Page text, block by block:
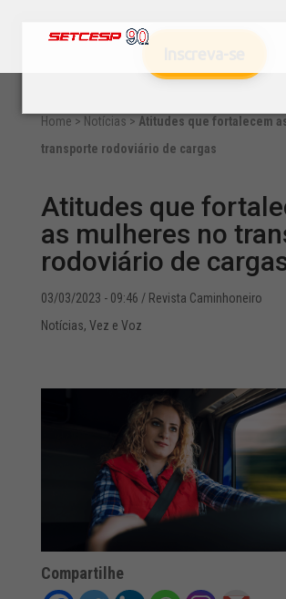
Home > Notícias > Atitudes que fortalecem
transporte rodoviário de cargas
Atitudes que
as mulheres no
rodoviário de
03/03/2023 - 09:46 / Revista Caminhoneiro
Notícias, Vez e Voz
Compartilhe